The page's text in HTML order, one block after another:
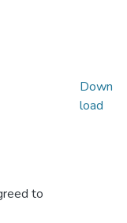
to
Down
load